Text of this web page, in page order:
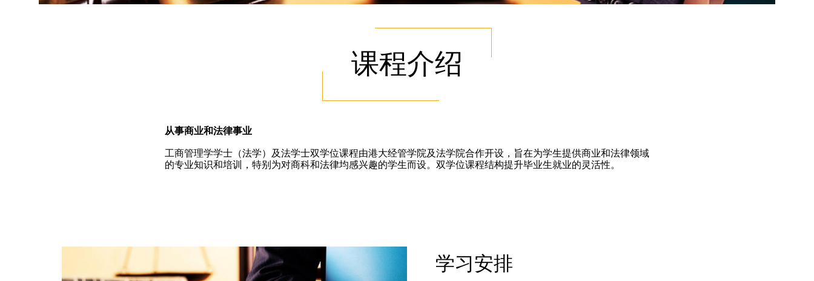
课程介绍
从事商业和法律事业
工商管理学学士（法学）及法学士双学位课程由港大经管学院及法学院合作开设，旨在为学生提供商业和法律领域
的专业知识和培训，特别为对商科和法律均感兴趣的学生而设。双学位课程结构提升毕业生就业的灵活性。
学习安排